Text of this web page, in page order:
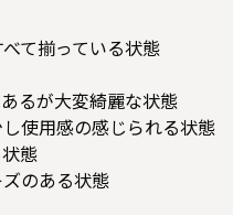
て揃っている状態
るが大変綺麗な状態
使用感の感じられる状態
態
のある状態